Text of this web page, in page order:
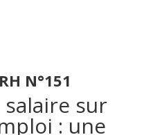
N°151
sur
: une